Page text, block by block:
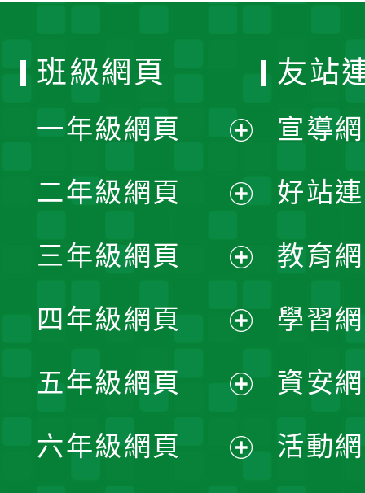
班級網頁
一年級網頁
開
選
單
二年級網頁
開
選
單
三年級網頁
開
選
單
四年級網頁
開
選
五年級網頁
開
六年級網頁
友站
宣導
好站
教育
學習
資安
活動